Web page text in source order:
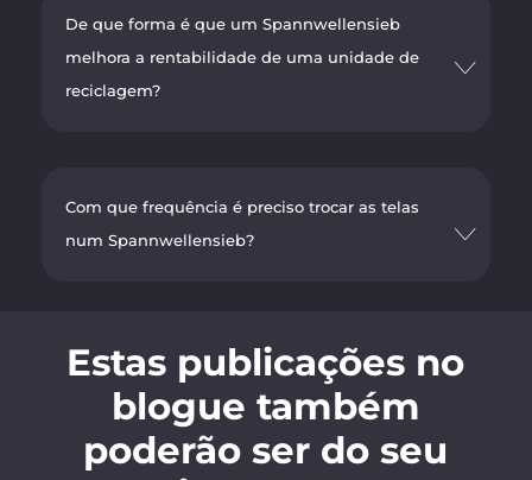
De que forma é que um Spannwellensieb
melhora a rentabilidade de uma unidade de
reciclagem?
Com que frequência é preciso trocar as telas
num Spannwellensieb?
Estas publicações no
blogue também
poderão ser do seu